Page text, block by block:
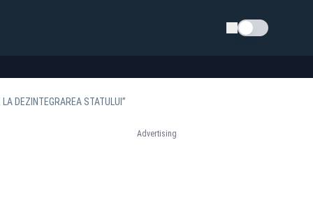
Schimba tema
DEZINTEGRAREA STATULUI”
Advertising